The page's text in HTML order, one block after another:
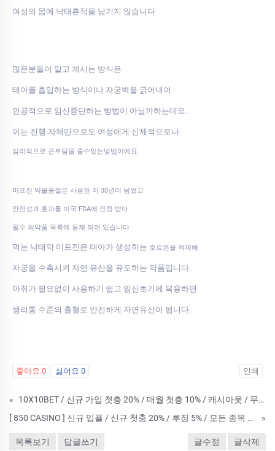
여성의 몸에 낙태흔적을 남기지 않습니다
많은분들이 알고 계시는 방식은
태아를 흡입하는 방식이나 자궁벽을 긁어내어
인공적으로 임신중단하는 방법이 아닐까하는데요.
이는 진행 자체만으로도 여성에게 신체적으로나
심리적으로 큰부담을 줄수있는방법이에요
미프진 약물중절은 사용된 지 30년이 넘었고
안전성과 효과를 미국 FDA에 인정 받아
필수 의약품 목록에 등재 되어 있습니다
먹는 낙태약 미프진은 태아가 생성하는 호르몬을 억제해
자궁을 수축시켜 자연 유산을 유도하는 약품입니다.
마취가 필요없이 사용하기 쉽고 임신초기에 복용하면
생리통 수준의 출혈로 안전하게 자연유산이 됩니다.
좋아요 0 싫어요 0 인쇄
«
10X10BET / 신규 가입 첫충 20% / 매월 첫충 10% / 캐시아웃 / 무제재
[ 850 CASINO ] 신규 입플 / 신규 첫충 20% / 루징 5% / 모든 종목 무제재
»
목록보기 답글쓰기 글수정 글삭제